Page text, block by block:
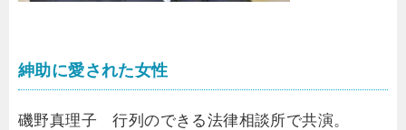
紳助に愛された女性
磯野真理子 行列のできる法律相談所で共演。